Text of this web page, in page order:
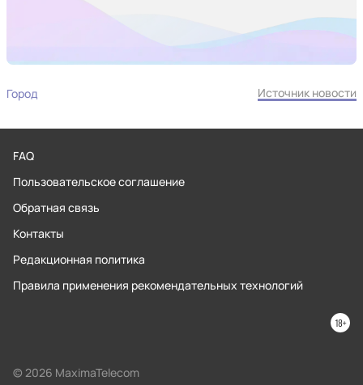
Город Источник новости
FAQ
Пользовательское соглашение
Обратная связь
Контакты
Редакционная политика
Правила применения рекомендательных технологий
© 2026 MaximaTelecom